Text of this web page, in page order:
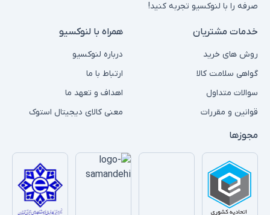
صرفه را با لنوکسیو تجربه کنید!
خدمات مشتریان
روش های خرید
گواهی سلامت کالا
سوالات متداول
قوانین و مقررات
همراه با لنوکسیو
درباره لنوکسیو
ارتباط با ما
اهداف و تعهد ما
معنی کالای دیجیتال استوک
مجوزها